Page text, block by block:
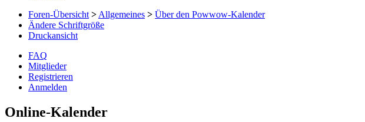
Foren-Übersicht > Allgemeines > Über den Powwow-Kalender
Ändere Schriftgröße
Druckansicht
FAQ
Mitglieder
Registrieren
Anmelden
Online-Kalender